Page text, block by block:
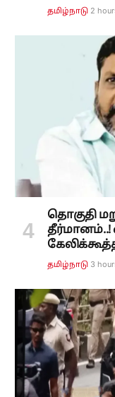
தமிழ்நாடு 2
தொகுதி
தமிழ்நாடு 3